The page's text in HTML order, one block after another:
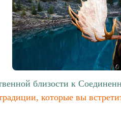
близости к
которые вы